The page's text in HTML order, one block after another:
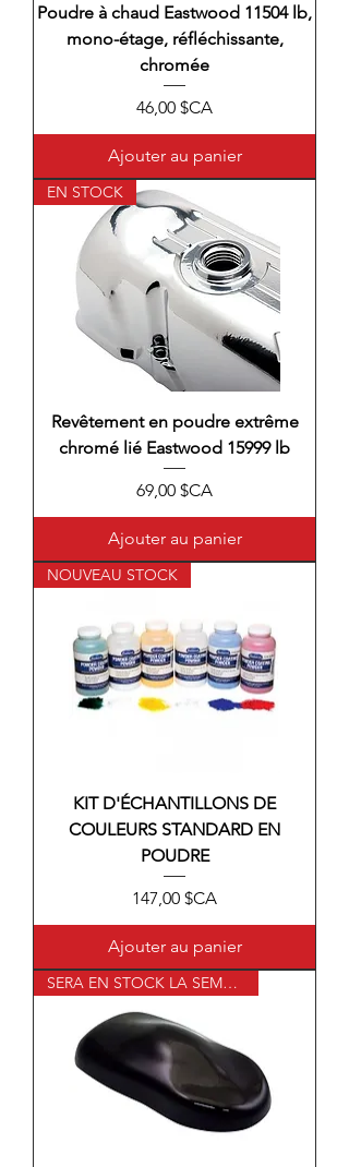
Poudre à chaud Eastwood 11504 lb,
mono-étage, réfléchissante,
chromée
Prix
46,00 $CA
Ajouter au panier
EN STOCK
Revêtement en poudre extrême
chromé lié Eastwood 15999 lb
Prix
69,00 $CA
Ajouter au panier
NOUVEAU STOCK
KIT D'ÉCHANTILLONS DE
COULEURS STANDARD EN
POUDRE
Prix
147,00 $CA
Ajouter au panier
SERA EN STOCK LA SEMAINE PROCHAINE